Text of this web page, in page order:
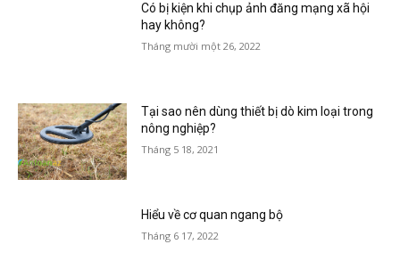
Có bị kiện khi chụp ảnh đăng mạng xã hội
hay không?
Tháng mười một 26, 2022
Tại sao nên dùng thiết bị dò kim loại trong
nông nghiệp?
Tháng 5 18, 2021
Hiểu về cơ quan ngang bộ
Tháng 6 17, 2022